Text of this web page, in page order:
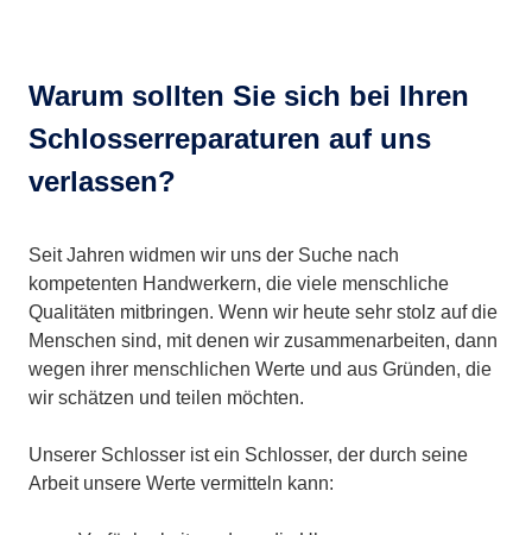
Warum sollten Sie sich bei Ihren
Schlosserreparaturen auf uns
verlassen?
Seit Jahren widmen wir uns der Suche nach
kompetenten Handwerkern, die viele menschliche
Qualitäten mitbringen. Wenn wir heute sehr stolz auf die
Menschen sind, mit denen wir zusammenarbeiten, dann
wegen ihrer menschlichen Werte und aus Gründen, die
wir schätzen und teilen möchten.
Unserer Schlosser ist ein Schlosser, der durch seine
Arbeit unsere Werte vermitteln kann: